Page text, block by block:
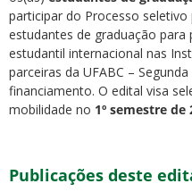
participar do Processo
estudantes de graduação
estudantil internacional nas
parceiras da UFABC –
financiamento. O edital visa
mobilidade no 1º semestre de
Publicações deste